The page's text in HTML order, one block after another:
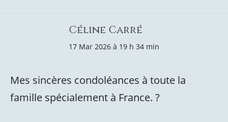
Céline Carré
17 Mar 2026 à 19 h 34 min
Mes sincères condoléances à toute la
famille spécialement à France. ?